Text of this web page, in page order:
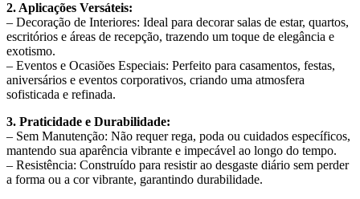
2. Aplicações Versáteis:
– Decoração de Interiores: Ideal para decorar salas de estar, quartos,
escritórios e áreas de recepção, trazendo um toque de elegância e
exotismo.
– Eventos e Ocasiões Especiais: Perfeito para casamentos, festas,
aniversários e eventos corporativos, criando uma atmosfera
sofisticada e refinada.
3. Praticidade e Durabilidade:
– Sem Manutenção: Não requer rega, poda ou cuidados específicos,
mantendo sua aparência vibrante e impecável ao longo do tempo.
– Resistência: Construído para resistir ao desgaste diário sem perder
a forma ou a cor vibrante, garantindo durabilidade.